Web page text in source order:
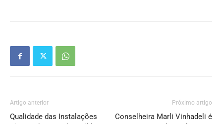
Artigo anterior
Qualidade das Instalações
Próximo artigo
Conselheira Marli Vinhadeli é